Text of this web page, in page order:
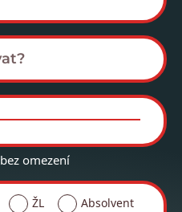
bez omezení
ŽL
Absolvent